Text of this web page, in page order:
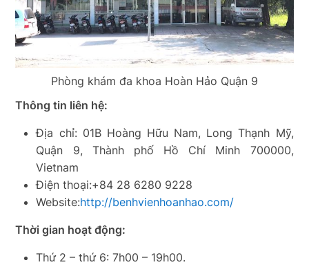
Phòng khám đa khoa Hoàn Hảo Quận 9
Thông tin liên hệ:
Địa chỉ: 01B Hoàng Hữu Nam, Long Thạnh Mỹ,
Quận 9, Thành phố Hồ Chí Minh 700000,
Vietnam
Điện thoại:+84 28 6280 9228
Website:http://benhvienhoanhao.com/
Thời gian hoạt động:
Thứ 2 – thứ 6: 7h00 – 19h00.